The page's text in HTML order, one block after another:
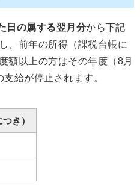
日の属する翌月分から下記
、前年の所得（課税台帳に
額以上の方はその年度（8月
給が停止されます。
き）